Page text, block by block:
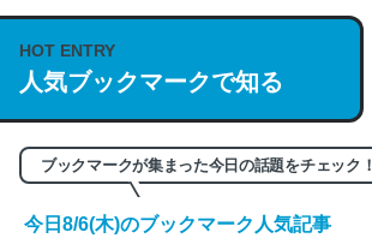
説してる記事が少ないので貴重な良記事。/
https://isobe324649.hatenablog.com/
/064121
─GPTの仕組みと限界についての考察（１） -
HOT ENTRY
人気ブックマークで知る
ブックマークが集まった今日の話題をチェック！
今日8/6(木)のブックマーク人気記事